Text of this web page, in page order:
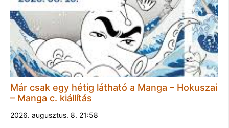
Már csak egy hétig látható a Manga – Hokuszai
– Manga c. kiállítás
2026. augusztus. 8. 21:58